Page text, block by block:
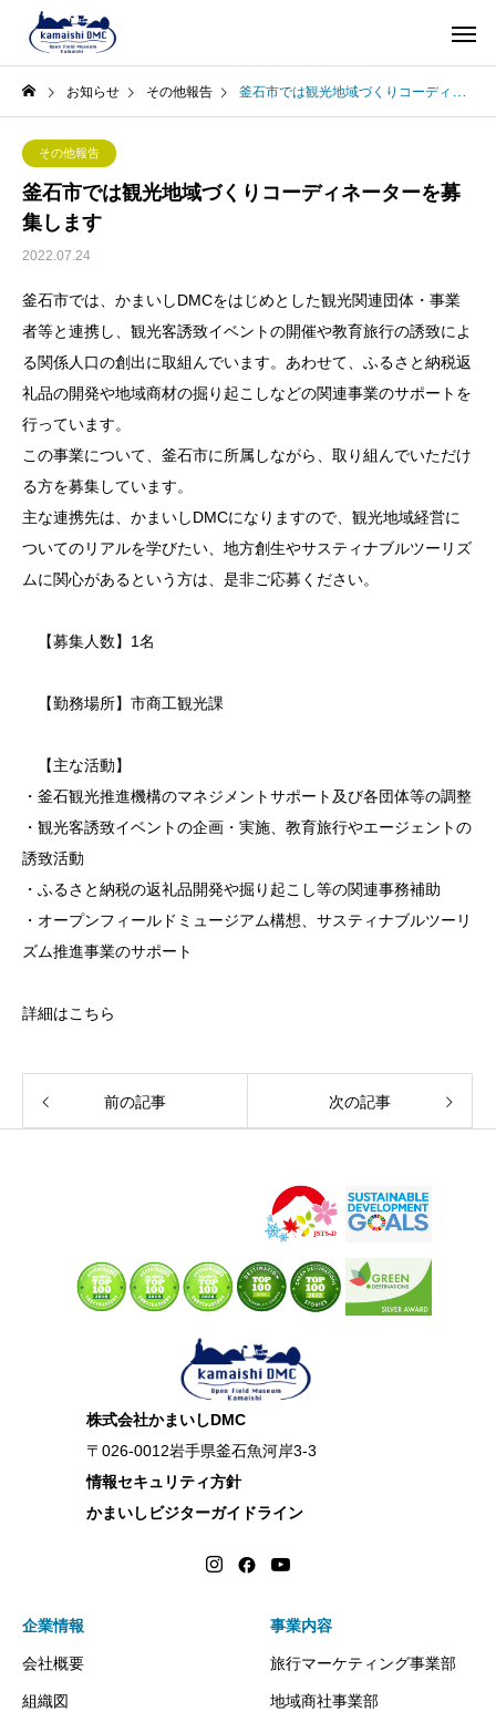
お知らせ その他報告 釜石市では観光地域づくりコーディネーターを募集します
その他報告
釜石市では観光地域づくりコーディネーターを募
集します
2022.07.24
釜石市では、かまいしDMCをはじめとした観光関連団体・事業
者等と連携し、観光客誘致イベントの開催や教育旅行の誘致によ
る関係人口の創出に取組んでいます。あわせて、ふるさと納税返
礼品の開発や地域商材の掘り起こしなどの関連事業のサポートを
行っています。
この事業について、釜石市に所属しながら、取り組んでいただけ
る方を募集しています。
主な連携先は、かまいしDMCになりますので、観光地域経営に
ついてのリアルを学びたい、地方創生やサスティナブルツーリズ
ムに関心があるという方は、是非ご応募ください。
【募集人数】1名
【勤務場所】市商工観光課
【主な活動】
・釜石観光推進機構のマネジメントサポート及び各団体等の調整
・観光客誘致イベントの企画・実施、教育旅行やエージェントの
誘致活動
・ふるさと納税の返礼品開発や掘り起こし等の関連事務補助
・オープンフィールドミュージアム構想、サスティナブルツーリ
ズム推進事業のサポート
詳細はこちら
前の記事 次の記事
株式会社かまいしDMC
〒026-0012岩手県釜石魚河岸3-3
情報セキュリティ方針
かまいしビジターガイドライン
企業情報
会社概要
組織図
事業内容
旅行マーケティング事業部
地域商社事業部